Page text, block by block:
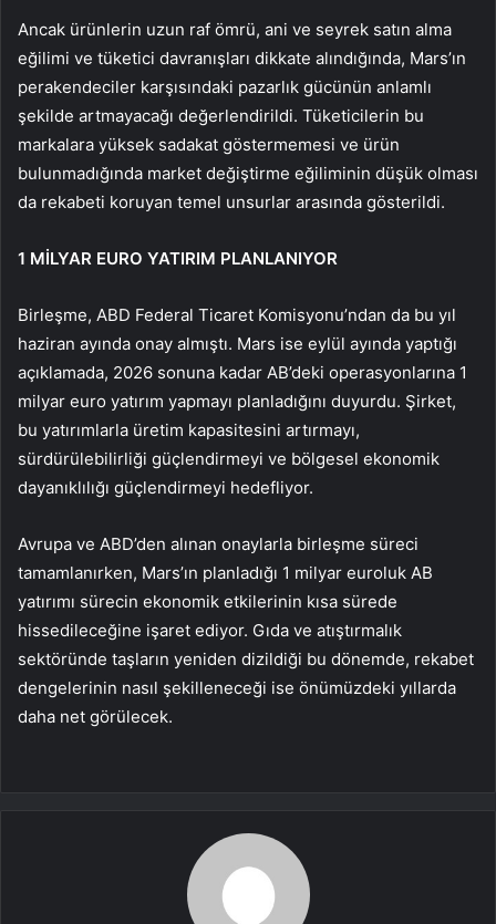
Ancak ürünlerin uzun raf ömrü, ani ve seyrek satın alma
eğilimi ve tüketici davranışları dikkate alındığında, Mars’ın
perakendeciler karşısındaki pazarlık gücünün anlamlı
şekilde artmayacağı değerlendirildi. Tüketicilerin bu
markalara yüksek sadakat göstermemesi ve ürün
bulunmadığında market değiştirme eğiliminin düşük olması
da rekabeti koruyan temel unsurlar arasında gösterildi.
1 MİLYAR EURO YATIRIM PLANLANIYOR
Birleşme, ABD Federal Ticaret Komisyonu’ndan da bu yıl
haziran ayında onay almıştı. Mars ise eylül ayında yaptığı
açıklamada, 2026 sonuna kadar AB’deki operasyonlarına 1
milyar euro yatırım yapmayı planladığını duyurdu. Şirket,
bu yatırımlarla üretim kapasitesini artırmayı,
sürdürülebilirliği güçlendirmeyi ve bölgesel ekonomik
dayanıklılığı güçlendirmeyi hedefliyor.
Avrupa ve ABD’den alınan onaylarla birleşme süreci
tamamlanırken, Mars’ın planladığı 1 milyar euroluk AB
yatırımı sürecin ekonomik etkilerinin kısa sürede
hissedileceğine işaret ediyor. Gıda ve atıştırmalık
sektöründe taşların yeniden dizildiği bu dönemde, rekabet
dengelerinin nasıl şekilleneceği ise önümüzdeki yıllarda
daha net görülecek.